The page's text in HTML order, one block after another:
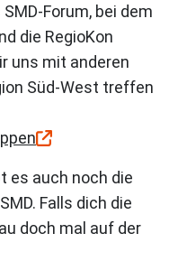
Forum, bei dem
die RegioKon
uns mit anderen
Süd-West treffen
es auch noch die
Falls dich die
doch mal auf der